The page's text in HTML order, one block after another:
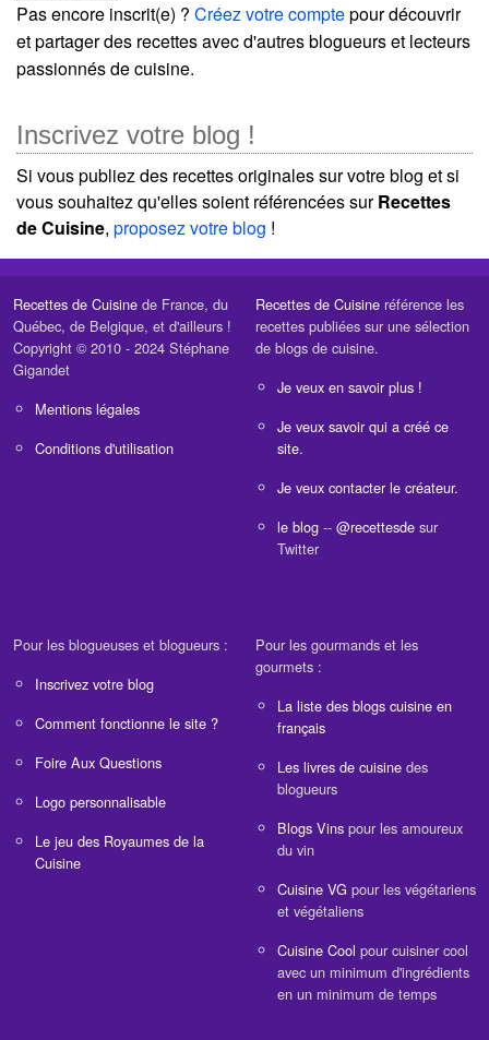
Pas encore inscrit(e) ? Créez votre comptepour découvrir
et partager des recettes avec d'autres blogueurs et lecteurs
passionnés de cuisine.
Inscrivez votre blog !
Si vous publiez des recettes originales sur votre blog et si
vous souhaitez qu'elles soient référencées surRecettes
de Cuisine, proposez votre blog !
Recettes de Cuisine de France, du
Québec, de Belgique, et d'ailleurs !
Copyright © 2010 - 2024 Stéphane
Gigandet
Mentions légales
Conditions d'utilisation
Recettes de Cuisine référence les
recettes publiées sur une sélection
de blogs de cuisine.
Je veux en savoir plus !
Je veux savoir qui a créé ce
site.
Je veux contacter le créateur.
le blog -- @recettesde sur
Twitter
Pour les blogueuses et blogueurs :
Inscrivez votre blog
Comment fonctionne le site ?
Foire Aux Questions
Logo personnalisable
Le jeu des Royaumes de la
Cuisine
Pour les gourmands et les
gourmets :
La liste des blogs cuisine en
français
Les livres de cuisine des
blogueurs
Blogs Vins pour les amoureux
du vin
Cuisine VG pour les végétariens
et végétaliens
Cuisine Cool pour cuisiner cool
avec un minimum d'ingrédients
en un minimum de temps